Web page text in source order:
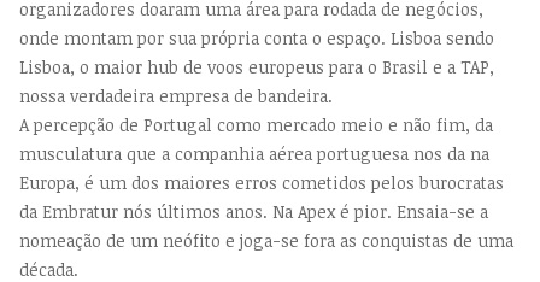
organizadores doaram uma área para rodada de negócios,
onde montam por sua própria conta o espaço. Lisboa sendo
Lisboa, o maior hub de voos europeus para o Brasil e a TAP,
nossa verdadeira empresa de bandeira.
A percepção de Portugal como mercado meio e não fim, da
musculatura que a companhia aérea portuguesa nos da na
Europa, é um dos maiores erros cometidos pelos burocratas
da Embratur nós últimos anos. Na Apex é pior. Ensaia-se a
nomeação de um neófito e joga-se fora as conquistas de uma
década.